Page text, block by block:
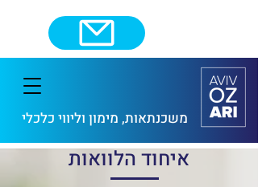
משכנתאות, מימון וליווי כלכלי
איחוד הלוואות